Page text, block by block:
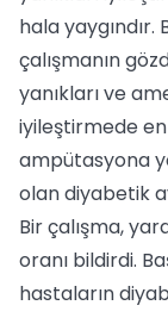
hala yaygındır.
çalışmanın
yanıkları ve
iyileştirmede
ampütasyona
olan diyabetik
Bir çalışma,
oranı bildirdi.
hastaların